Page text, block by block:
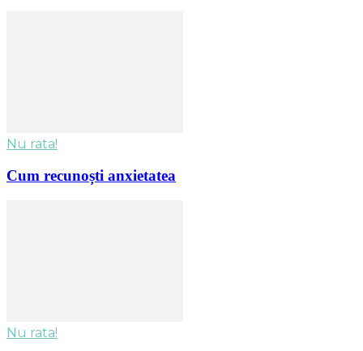
Nu rata!
Cum recunoști anxietatea
Nu rata!